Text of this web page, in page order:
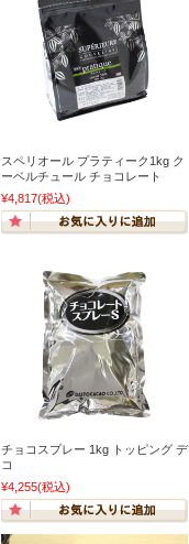
スペリオール プラティーク1kg ク
ーベルチュール チョコレート
¥4,817(税込)
チョコスプレー 1kg トッピング デ
コ
¥4,255(税込)